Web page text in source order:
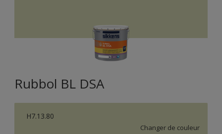
Rubbol BL DSA
H7.13.80
Changer de couleur